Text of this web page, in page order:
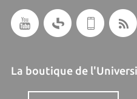
La boutique de